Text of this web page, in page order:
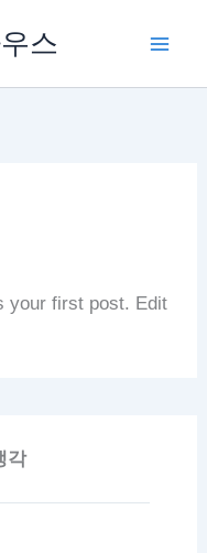
스
your first post. Edit
각